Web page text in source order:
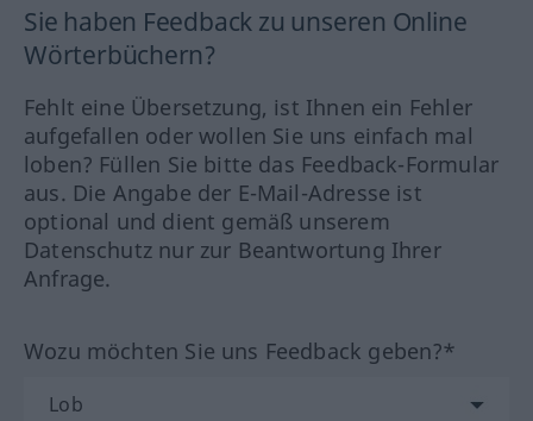
Sie haben Feedback zu unseren Online
Wörterbüchern?
Fehlt eine Übersetzung, ist Ihnen ein Fehler
aufgefallen oder wollen Sie uns einfach mal
loben? Füllen Sie bitte das Feedback-Formular
aus. Die Angabe der E-Mail-Adresse ist
optional und dient gemäß unserem
Datenschutz nur zur Beantwortung Ihrer
Anfrage.
Wozu möchten Sie uns Feedback geben?*